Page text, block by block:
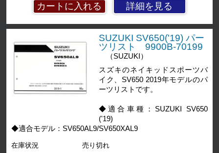
詳細を見る
SUZUKI SV650('19) パー
ツリスト 9900B-70199
（SUZUKI）
スズキのネイキッドスポーツバ
イク、SV650 2019年モデルのパ
ーツリストです。
◆適合車種：SUZUKI SV650
('19)
◆適合モデル：SV650AL9/SV650XAL9
在庫状況 売り切れ